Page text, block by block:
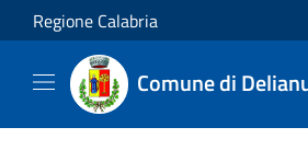
Salta al contenuto principale
Regione Calabria
Comune di